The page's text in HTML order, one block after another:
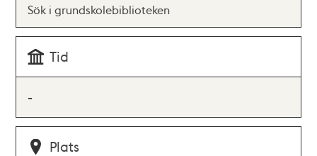
Sök i grundskolebiblioteken
Tid
-
Plats